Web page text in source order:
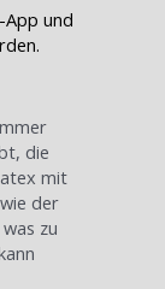
und
die
mit
der
zu